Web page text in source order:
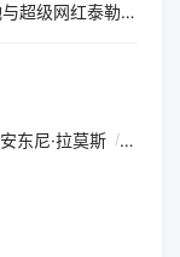
超级网红泰勒·
并在网上直播他
泰勒和他们的团
交汇中逃出生
安东尼·拉莫斯 / 大卫·